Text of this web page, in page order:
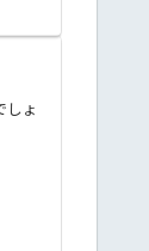
ょ